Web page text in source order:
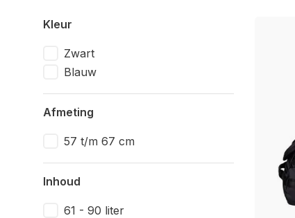
Kleur
Zwart
Blauw
Afmeting
57 t/m 67 cm
Inhoud
61 - 90 liter